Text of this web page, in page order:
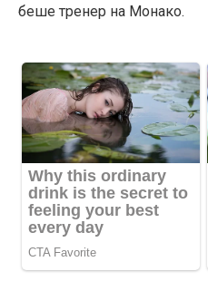
беше тренер на Монако.